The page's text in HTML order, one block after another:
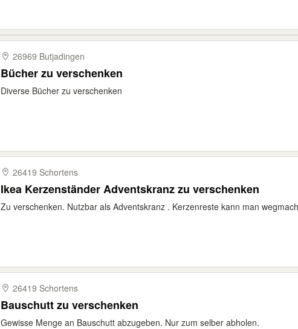
26969 Butjadingen
Bücher zu verschenken
Diverse Bücher zu verschenken
26419 Schortens
Ikea Kerzenständer Adventskranz zu verschenken
Zu verschenken. Nutzbar als Adventskranz . Kerzenreste kann man
26419 Schortens
Bauschutt zu verschenken
Gewisse Menge an Bauschutt abzugeben. Nur zum selber abholen.